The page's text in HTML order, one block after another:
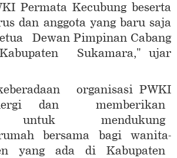
Permata Kecubung beserta
dan anggota yang baru saja
Dewan Pimpinan Cabang
Sukamara," ujar
organisasi PWKI
dan memberikan
untuk mendukung
bersama bagi wanita-
yang ada di Kabupaten